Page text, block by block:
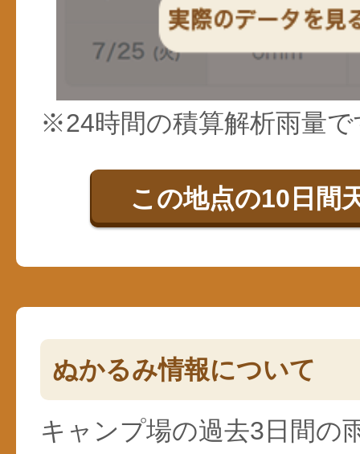
※24時間の積算解析雨量で
この地点の10日間
ぬかるみ情報について
キャンプ場の過去3日間の